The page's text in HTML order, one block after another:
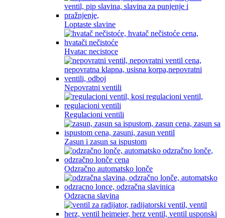
Loptaste slavine
Hvatac necistoce
Nepovratni ventili
Regulacioni ventili
Zasun i zasun sa ispustom
Odzračno automatsko lonče
Odzracna slavina